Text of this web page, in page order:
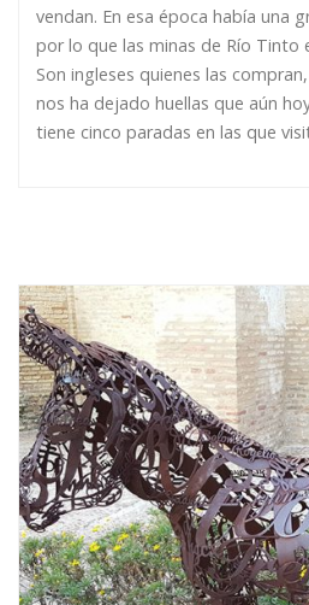
vendan. En esa época había una
por lo que las minas de Río Tinto
Son ingleses quienes las
nos ha dejado huellas que aún
tiene cinco paradas en las que